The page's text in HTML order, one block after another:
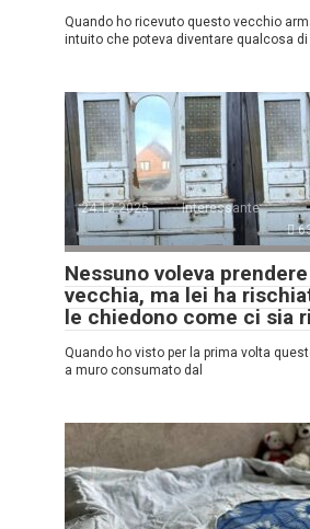
Quando ho ricevuto questo vecchio
intuito che poteva diventare qualcosa di
24.12.2025
Interessante
Nessuno voleva
vecchia, ma lei ha
le chiedono come ci sia
Quando ho visto per la prima volta
a muro consumato dal